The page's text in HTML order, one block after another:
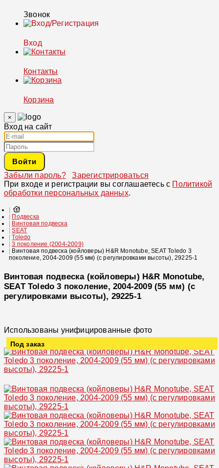
Звонок
Вход
Контакты
Корзина
×
Вход на сайт
Войти
Забыли пароль?
Зарегистрироваться
При входе и регистрации вы соглашаетесь с Политикой
обработки персональных данных.
Подвеска
Винтовая подвеска
SEAT
Toledo
3 поколение (2004-2009)
Винтовая подвеска (койловеры) H&R Monotube, SEAT Toledo 3
поколение, 2004-2009 (55 мм) (с регулировками высоты), 29225-1
Винтовая подвеска (койловеры) H&R Monotube,
SEAT Toledo 3 поколение, 2004-2009 (55 мм) (с
регулировками высоты), 29225-1
Использованы унифицированные фото
Под заказ